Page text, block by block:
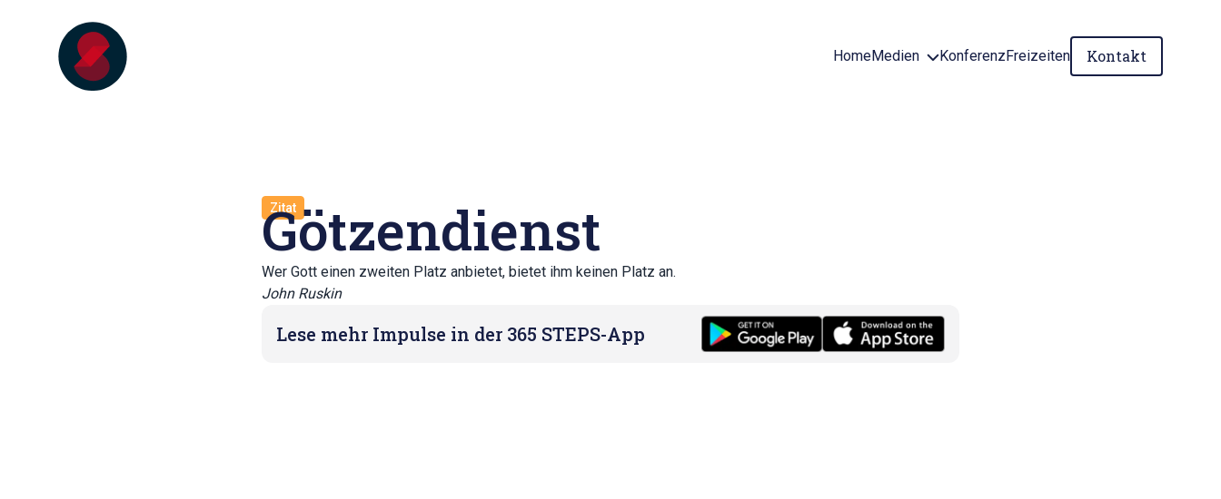
HomeMedien KonferenzFreizeiten Kontakt
Zitat
Götzendienst
Wer Gott einen zweiten Platz anbietet, bietet ihm keinen Platz an.
John Ruskin
Lese mehr Impulse in der 365 STEPS-App